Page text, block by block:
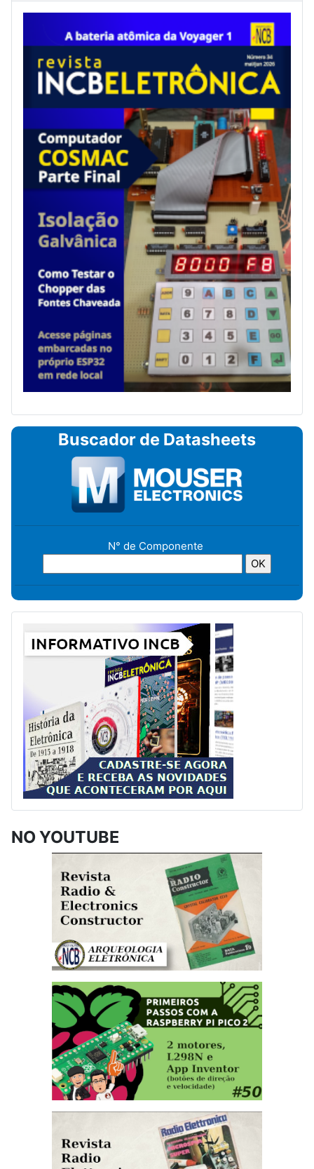
Buscador de Datasheets
N° de Componente
NO YOUTUBE